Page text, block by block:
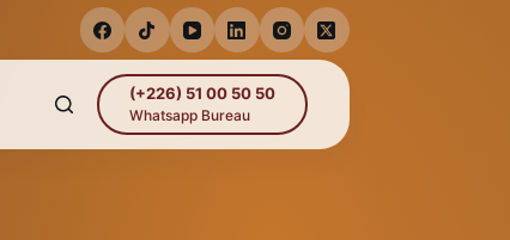
(+226) 51 00 50 50
Whatsapp Bureau